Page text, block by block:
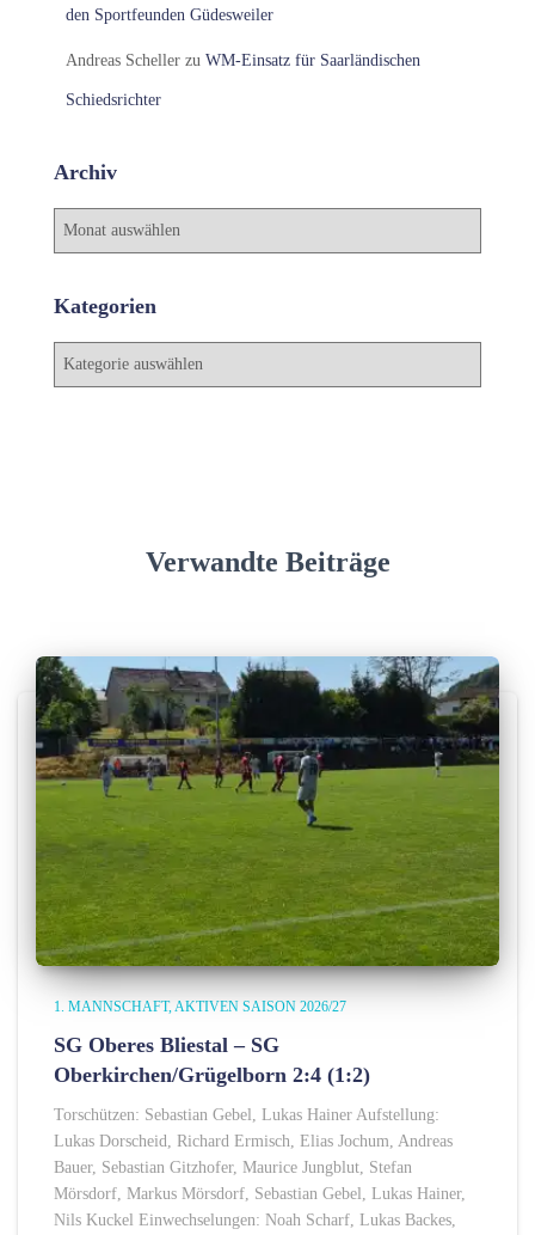
den Sportfeunden Güdesweiler
Andreas Scheller zu WM-Einsatz für Saarländischen
Schiedsrichter
Archiv
A
h
Kategorien
K
Verwandte Beiträge
1. MANNSCHAFT AKTIVEN SAISON 2026/27
SG Oberes Bliestal – SG
Oberkirchen/Grügelborn 2:4 (1:2)
Torschützen: Sebastian Gebel, Lukas Hainer Aufstellung:
Lukas Dorscheid, Richard Ermisch, Elias Jochum, Andreas
Bauer, Sebastian Gitzhofer, Maurice Jungblut, Stefan
Mörsdorf, Markus Mörsdorf, Sebastian Gebel, Lukas Hainer,
Nils Kuckel Einwechselungen: Noah Scharf, Lukas Backes,